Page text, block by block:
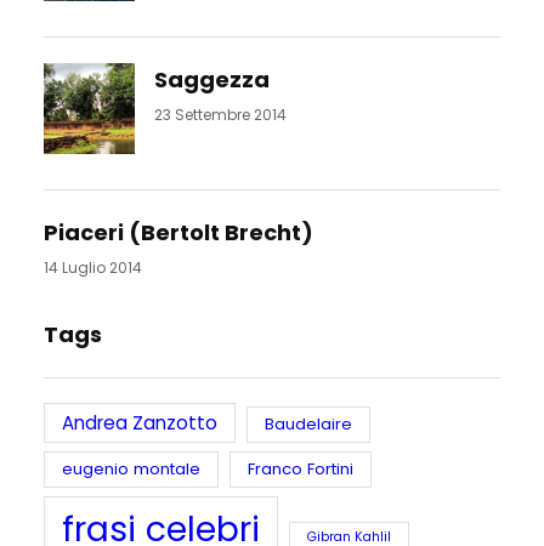
Saggezza
23 Settembre 2014
Piaceri (Bertolt Brecht)
14 Luglio 2014
Tags
Andrea Zanzotto
Baudelaire
eugenio montale
Franco Fortini
frasi celebri Gibran Kahlil